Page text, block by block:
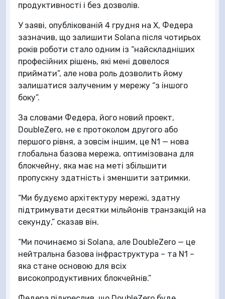
продуктивності і без дозволів.
У заяві, опублікованій 4 грудня на X, Федера
зазначив, що залишити Solana після чотирьох
років роботи стало одним із “найскладніших
професійних рішень, які мені довелося
приймати”, але нова роль дозволить йому
залишатися залученим у мережу “з іншого
боку”.
За словами Федера, його новий проект,
DoubleZero, не є протоколом другого або
першого рівня, а зовсім іншим, це N1 — нова
глобальна базова мережа, оптимізована для
блокчейну, яка має на меті збільшити
пропускну здатність і зменшити затримки.
“Ми будуємо архітектуру мережі, здатну
підтримувати десятки мільйонів транзакцій на
секунду,” сказав він.
“Ми починаємо зі Solana, але DoubleZero — це
нейтральна базова інфраструктура – та N1 –
яка стане основою для всіх
високопродуктивних блокчейнів.”